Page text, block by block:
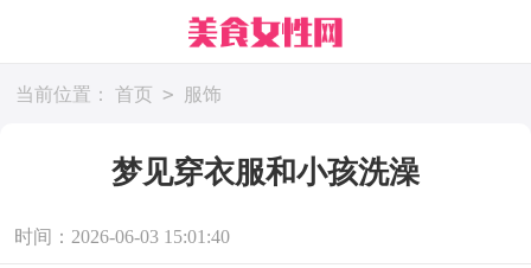
当前位置： 首页 > 服饰
梦见穿衣服和小孩洗澡
时间：2026-06-03 15:01:40